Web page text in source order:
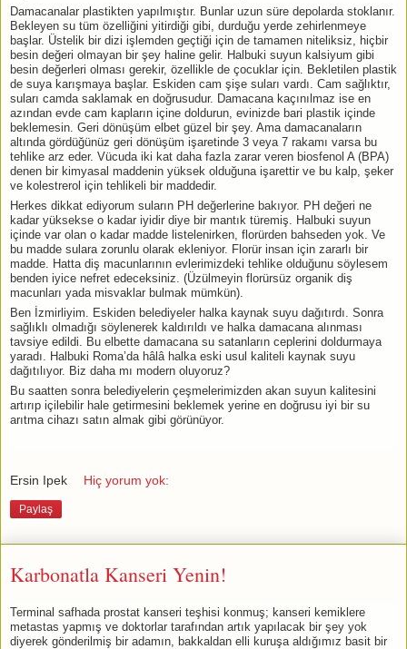
Damacanalar plastikten yapılmıştır. Bunlar uzun süre depolarda stoklanır.
Bekleyen su tüm özelliğini yitirdiği gibi, durduğu yerde zehirlenmeye
başlar. Üstelik bir dizi işlemden geçtiği için de tamamen niteliksiz, hiçbir
besin değeri olmayan bir şey haline gelir. Halbuki suyun kalsiyum gibi
besin değerleri olması gerekir, özellikle de çocuklar için. Bekletilen plastik
de suya karışmaya başlar. Eskiden cam şişe suları vardı. Cam sağlıktır,
suları camda saklamak en doğrusudur. Damacana kaçınılmaz ise en
azından evde cam kapların içine doldurun, evinizde bari plastik içinde
beklemesin. Geri dönüşüm elbet güzel bir şey. Ama damacanaların
altında gördüğünüz geri dönüşüm işaretinde 3 veya 7 rakamı varsa bu
tehlike arz eder. Vücuda iki kat daha fazla zarar veren biosfenol A (BPA)
denen bir kimyasal maddenin yüksek olduğuna işarettir ve bu kalp, şeker
ve kolestrerol için tehlikeli bir maddedir.
Herkes dikkat ediyorum suların PH değerlerine bakıyor. PH değeri ne
kadar yüksekse o kadar iyidir diye bir mantık türemiş. Halbuki suyun
içinde var olan o kadar madde listelenirken, florürden bahseden yok. Ve
bu madde sulara zorunlu olarak ekleniyor. Florür insan için zararlı bir
madde. Hatta diş macunlarının evlerimizdeki tehlike olduğunu söylesem
benden iyice nefret edeceksiniz. (Üzülmeyin florürsüz organik diş
macunları yada misvaklar bulmak mümkün).
Ben İzmirliyim. Eskiden belediyeler halka kaynak suyu dağıtırdı. Sonra
sağlıklı olmadığı söylenerek kaldırıldı ve halka damacana alınması
tavsiye edildi. Bu elbette damacana su satanların ceplerini doldurmaya
yaradı. Halbuki Roma’da hâlâ halka eski usul kaliteli kaynak suyu
dağıtılıyor. Biz daha mı modern oluyoruz?
Bu saatten sonra belediyelerin çeşmelerimizden akan suyun kalitesini
artırıp içilebilir hale getirmesini beklemek yerine en doğrusu iyi bir su
arıtma cihazı satın almak gibi görünüyor.
Ersin Ipek Hiç yorum yok:
Paylaş
Karbonatla Kanseri Yenin!
Terminal safhada prostat kanseri teşhisi konmuş; kanseri kemiklere
metastas yapmış ve doktorlar tarafından artık yapılacak bir şey yok
diyerek gönderilmiş bir adamın, bakkaldan elli kuruşa aldığımız basit bir